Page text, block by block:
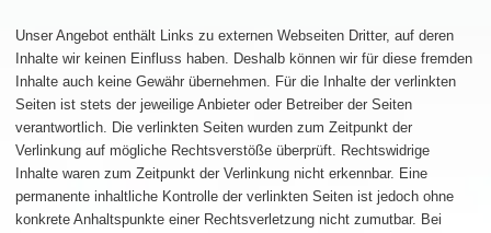
Unser Angebot enthält Links zu externen Webseiten Dritter, auf deren
Inhalte wir keinen Einfluss haben. Deshalb können wir für diese fremden
Inhalte auch keine Gewähr übernehmen. Für die Inhalte der verlinkten
Seiten ist stets der jeweilige Anbieter oder Betreiber der Seiten
verantwortlich. Die verlinkten Seiten wurden zum Zeitpunkt der
Verlinkung auf mögliche Rechtsverstöße überprüft. Rechtswidrige
Inhalte waren zum Zeitpunkt der Verlinkung nicht erkennbar. Eine
permanente inhaltliche Kontrolle der verlinkten Seiten ist jedoch ohne
konkrete Anhaltspunkte einer Rechtsverletzung nicht zumutbar. Bei